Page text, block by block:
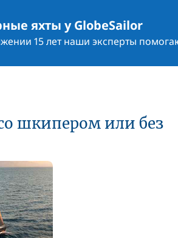
яхты у GlobeSailor
15 лет наши эксперты
шкипером или без